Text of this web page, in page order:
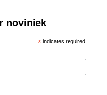
noviniek
*indicates required